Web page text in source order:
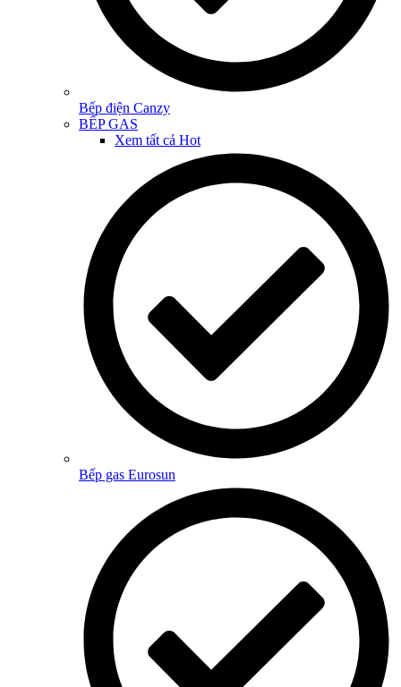
Bếp điện Canzy
BẾP GAS
Xem tất cả Hot
Bếp gas Eurosun